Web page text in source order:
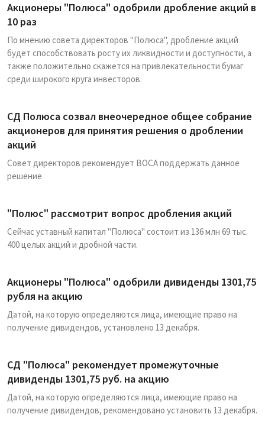
Акционеры "Полюса" одобрили дробление акций в
10 раз
По мнению совета директоров "Полюса", дробление акций
будет способствовать росту их ликвидности и доступности, а
также положительно скажется на привлекательности бумаг
среди широкого круга инвесторов.
СД Полюса созвал внеочередное общее собрание
акционеров для принятия решения о дроблении
акций
Совет директоров рекомендует ВОСА поддержать данное
решение
"Полюс" рассмотрит вопрос дробления акций
Сейчас уставный капитал "Полюса" состоит из 136 млн 69 тыс.
400 целых акций и дробной части.
Акционеры "Полюса" одобрили дивиденды 1301,75
рубля на акцию
Датой, на которую определяются лица, имеющие право на
получение дивидендов, установлено 13 декабря.
СД "Полюса" рекомендует промежуточные
дивиденды 1301,75 руб. на акцию
Датой, на которую определяются лица, имеющие право на
получение дивидендов, рекомендовано установить 13 декабря.